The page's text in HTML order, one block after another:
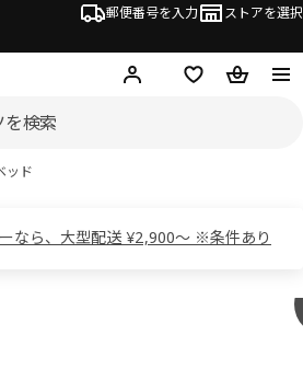
郵便番号を入力 ストアを選択
ログイン・新規入会
欲しいものリスト
カート
ッド
なら、大型配送 ¥2,900～ ※条件あり